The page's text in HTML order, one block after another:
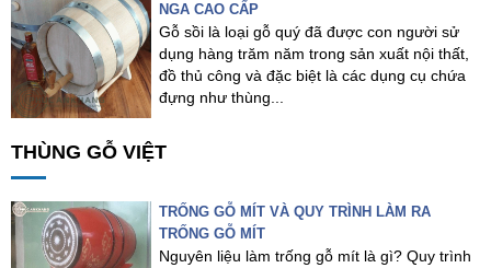
NGA CAO CẤP
Gỗ sồi là loại gỗ quý đã được con người sử
dụng hàng trăm năm trong sản xuất nội thất,
đồ thủ công và đặc biệt là các dụng cụ chứa
đựng như thùng...
THÙNG GỖ VIỆT
TRỐNG GỖ MÍT VÀ QUY TRÌNH LÀM RA
TRỐNG GỖ MÍT
Nguyên liệu làm trống gỗ mít là gì? Quy trình